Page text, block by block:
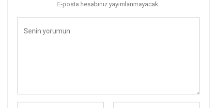
E-posta hesabınız yayımlanmayacak.